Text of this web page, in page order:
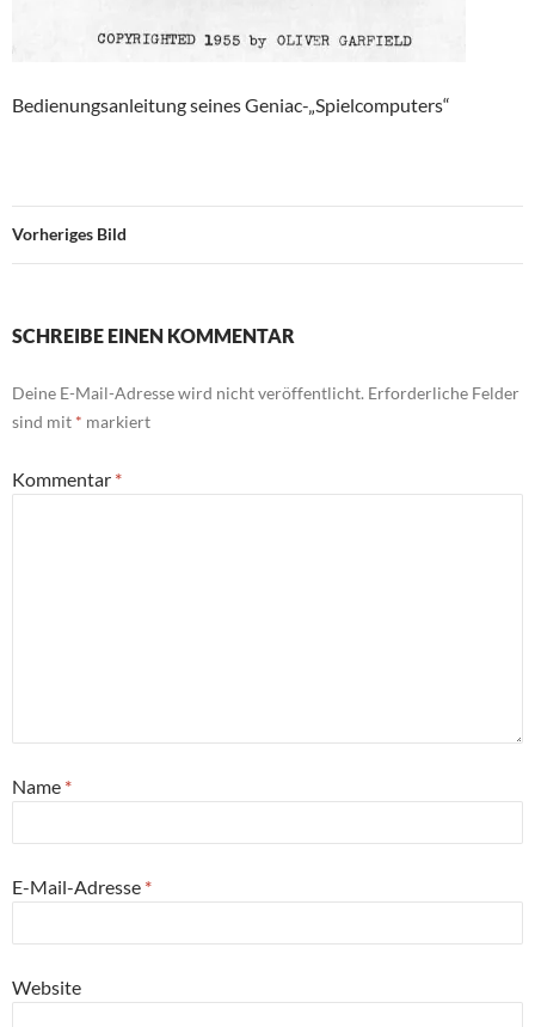
Bedienungsanleitung seines Geniac-„Spielcomputers“
Vorheriges Bild
SCHREIBE EINEN KOMMENTAR
Deine E-Mail-Adresse wird nicht veröffentlicht. Erforderliche Felder
sind mit * markiert
Kommentar *
Name *
E-Mail-Adresse *
Website